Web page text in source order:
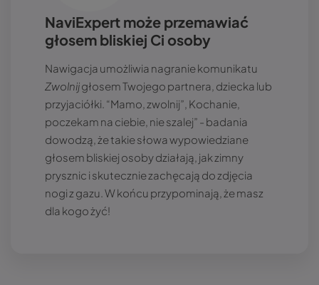
NaviExpert może przemawiać
głosem bliskiej Ci osoby
Nawigacja umożliwia nagranie komunikatu
Zwolnijgłosem Twojego partnera, dziecka lub
przyjaciółki. “Mamo, zwolnij”, Kochanie,
poczekam na ciebie, nie szalej” - badania
dowodzą, że takie słowa wypowiedziane
głosem bliskiej osoby działają, jak zimny
prysznic i skutecznie zachęcają do zdjęcia
nogi z gazu. W końcu przypominają, że masz
dla kogo żyć!